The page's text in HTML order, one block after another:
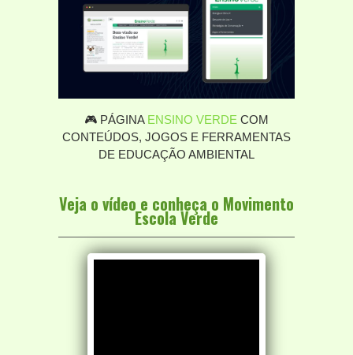
🎮 PÁGINA ENSINO VERDE COM
CONTEÚDOS, JOGOS E FERRAMENTAS
DE EDUCAÇÃO AMBIENTAL
Veja o vídeo e conheça o Movimento
Escola Verde